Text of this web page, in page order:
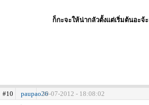
ก็กะจะให้น่ากลัวตั้งแต่เริ่มต้นอะจ้ะ
#10 paupao2630-07-2012 - 18:08:02